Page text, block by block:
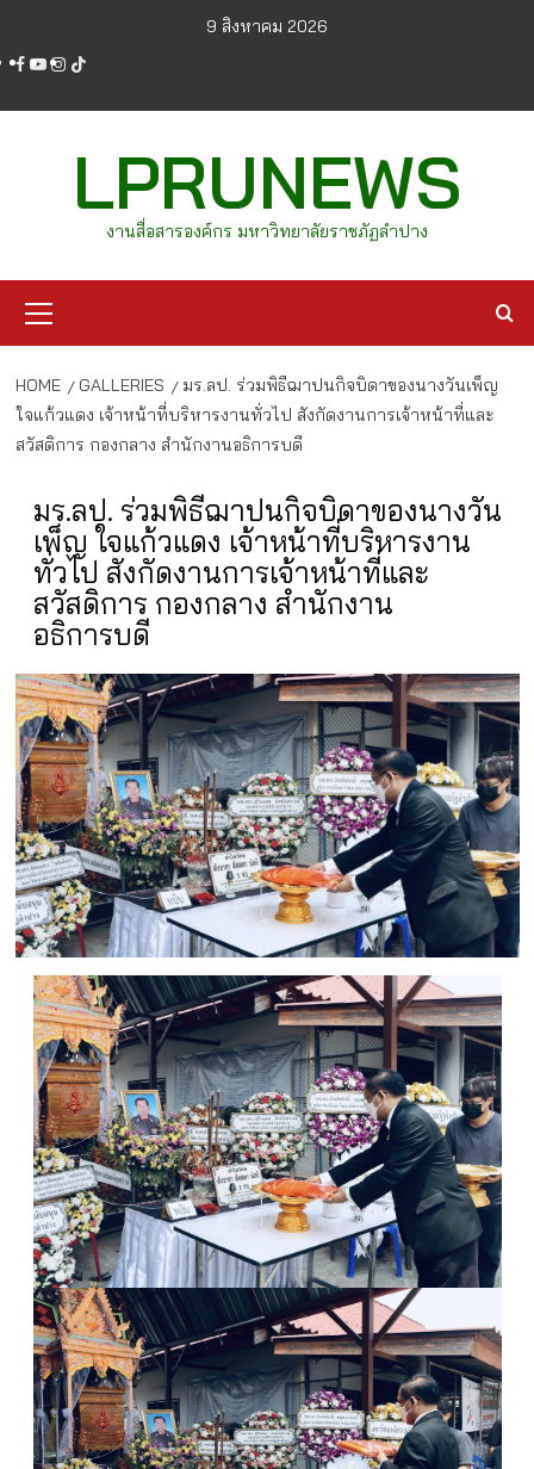
content
9 สิงหาคม 2026
facebook
youtube
instagram
tiktok
LPRUNEWS
งานสื่อสารองค์กร มหาวิทยาลัยราชภัฏลำปาง
Menu
HOME GALLERIES
มร.ลป. ร่วมพิธีฌาปนกิจบิดาของนางวันเพ็ญ
ใจแก้วแดง เจ้าหน้าที่บริหารงานทั่วไป สังกัดงานการเจ้าหน้าที่และ
สวัสดิการ กองกลาง สำนักงานอธิการบดี
มร.ลป. ร่วมพิธีฌาปนกิจบิดาของนางวัน
เพ็ญ ใจแก้วแดง เจ้าหน้าที่บริหารงาน
ทั่วไป สังกัดงานการเจ้าหน้าที่และ
สวัสดิการ กองกลาง สำนักงาน
อธิการบดี